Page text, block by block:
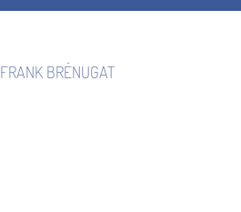
FRANK BRÉNUGAT